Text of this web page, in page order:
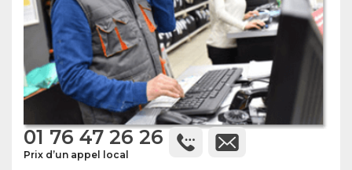
01 76 47 26 26
Prix d’un appel local